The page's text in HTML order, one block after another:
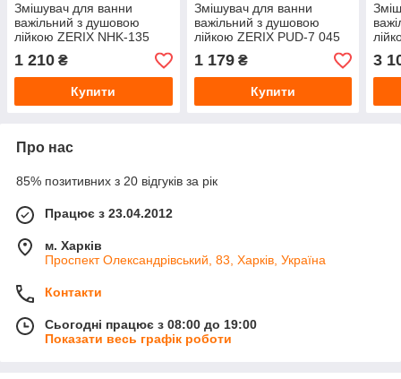
Змішувач для ванни
важільний з душовою
лійкою ZERIX NHK-135
(ZX0046) хром
1 210 ₴
Купити
Змішувач для ванни
важільний з душовою
лійкою ZERIX PUD-7 045
(ZX2791/2792) хром
1 179₴
Купити
3
Про нас
85% позитивних з 20 відгуків за рік
Працює з 23.04.2012
м. Харків
Проспект Олександрівський, 83, Харків, Україна
Контакти
Сьогодні працює з 08:00 до 19:00
Показати весь графік роботи